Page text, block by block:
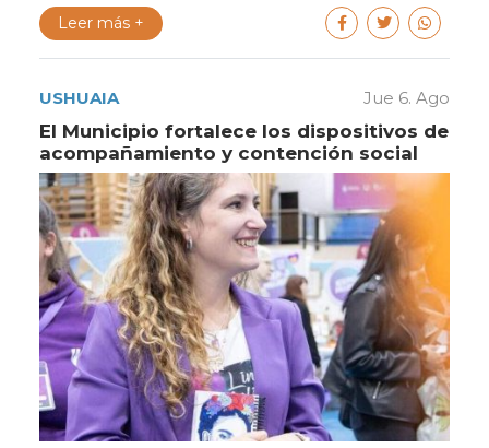
Leer más +
USHUAIA Jue 6. Ago
El Municipio fortalece los dispositivos de
acompañamiento y contención social